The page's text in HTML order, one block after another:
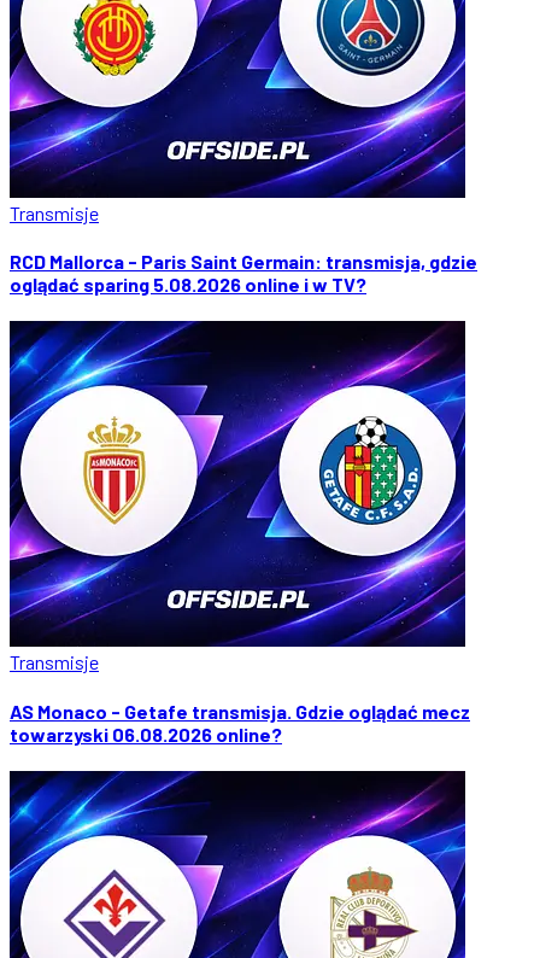
Transmisje
RCD Mallorca - Paris Saint Germain: transmisja, gdzie
oglądać sparing 5.08.2026 online i w TV?
Transmisje
AS Monaco - Getafe transmisja. Gdzie oglądać mecz
towarzyski 06.08.2026 online?